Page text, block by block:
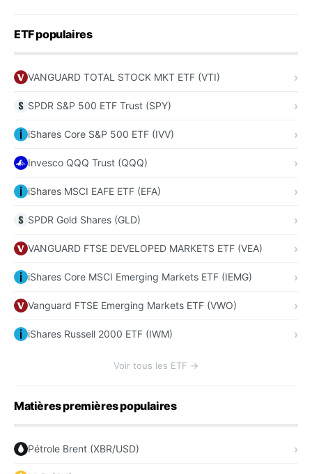
ETF populaires
VANGUARD TOTAL STOCK MKT ETF (VTI)
SPDR S&P 500 ETF Trust (SPY)
iShares Core S&P 500 ETF (IVV)
Invesco QQQ Trust (QQQ)
iShares MSCI EAFE ETF (EFA)
SPDR Gold Shares (GLD)
VANGUARD FTSE DEVELOPED MARKETS ETF (VEA)
iShares Core MSCI Emerging Markets ETF (IEMG)
Vanguard FTSE Emerging Markets ETF (VWO)
iShares Russell 2000 ETF (IWM)
Voir tous les ETF →
Matières premières populaires
Pétrole Brent (XBR/USD)